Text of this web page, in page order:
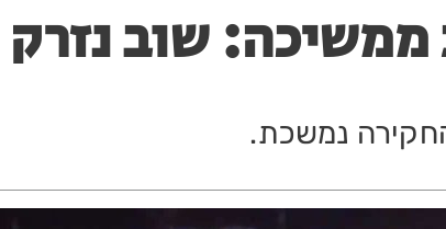
שוב נזרק
נמשכת.